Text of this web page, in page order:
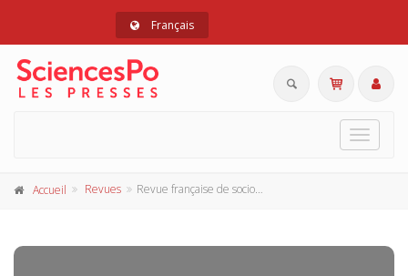
Français
Toggle
Accueil Revues Revue française de sociologie